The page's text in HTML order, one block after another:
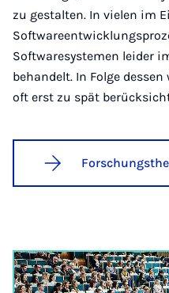
zu gestalten. In vielen im
Softwaresystemen leider
behandelt. In Folge
oft erst zu spät